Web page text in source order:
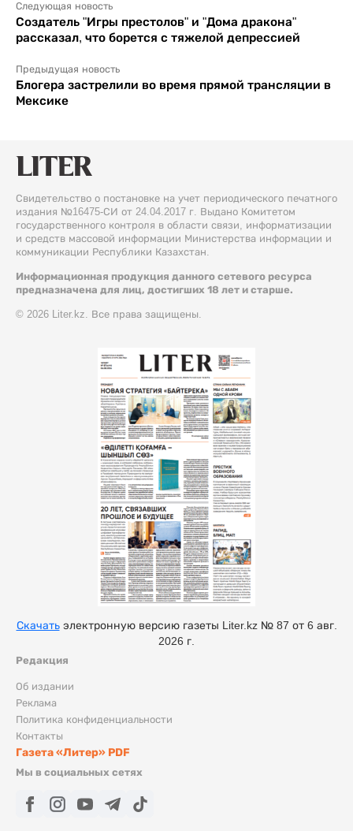
Следующая новость
Создатель "Игры престолов" и "Дома дракона"
рассказал, что борется с тяжелой депрессией
Предыдущая новость
Блогера застрелили во время прямой трансляции в
Мексике
Свидетельство о постановке на учет периодического печатного
издания №16475-СИ от 24.04.2017 г. Выдано Комитетом
государственного контроля в области связи, информатизации
и средств массовой информации Министерства информации и
коммуникации Республики Казахстан.
Информационная продукция данного сетевого ресурса
предназначена для лиц, достигших 18 лет и старше.
© 2026 Liter.kz. Все права защищены.
Редакция
Об издании
Реклама
Политика конфиденциальности
Контакты
Газета «Литер» PDF
Мы в социальных сетях
Скачатьэлектронную версию газеты Liter.kz № 87 от 6 авг.
2026 г.